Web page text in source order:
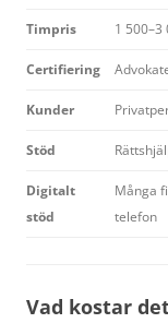
Timpris 1
Certifiering
Kunder
Stöd
Digitalt
stöd
Många
telefon
Vad kostar